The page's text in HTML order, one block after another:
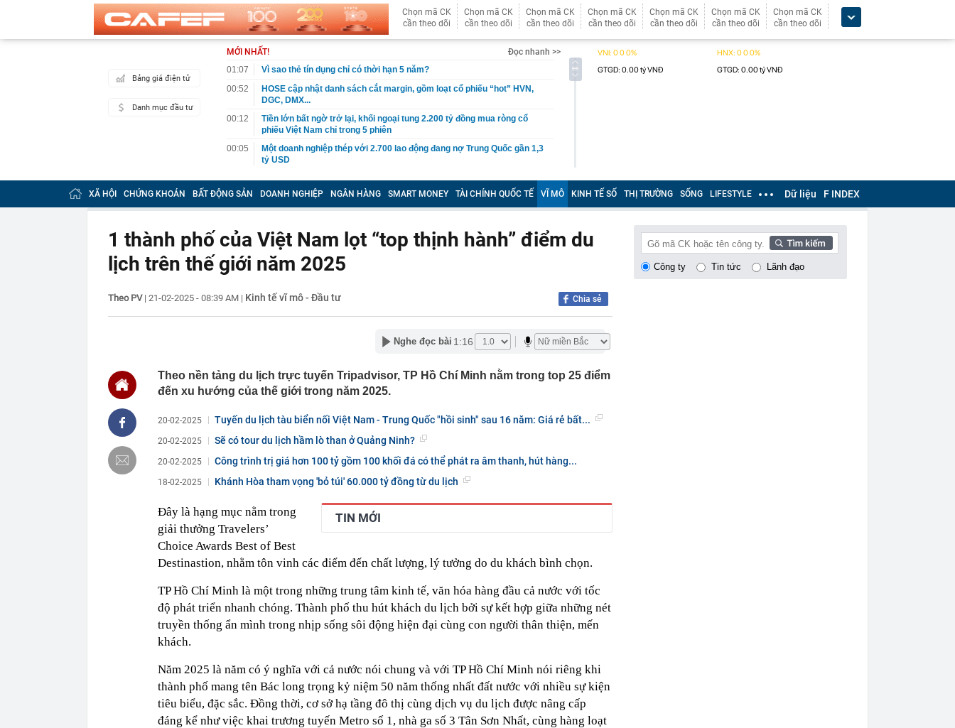
Chọn mã CK
cần theo dõi
Chọn mã CK
cần theo dõi
Chọn mã CK
cần theo dõi
Chọn mã CK
cần theo dõi
Chọn mã CK
cần theo dõi
Chọn mã CK
cần theo dõi
Chọn mã CK
cần theo dõi
Bảng giá điện tử
Danh mục đầu tư
MỚI NHẤT!
Đọc nhanh >>
01:07
Vì sao thẻ tín dụng chỉ có thời hạn 5 năm?
00:52
HOSE cập nhật danh sách cắt margin, gồm loạt cổ phiếu “hot” HVN,
DGC, DMX...
00:12
Tiền lớn bất ngờ trở lại, khối ngoại tung 2.200 tỷ đồng mua ròng cổ
phiếu Việt Nam chỉ trong 5 phiên
00:05
Một doanh nghiệp thép với 2.700 lao động đang nợ Trung Quốc gần 1,3
tỷ USD
00:04
Một yếu tố quan trọng đang trở lại trên thị trường chứng khoán
23:40
Người đàn ông 50 tuổi ăn cà tím mỗi ngày để chữa tiểu đường, 3 tháng
sau bác sĩ hỏi: "Ông ăn gì thế?"
còn 400 tỷ
23:28
Trấn Thành công bố phim Tết 2027, nghe tên ai cũng quả quyết “chắc
chắn là siêu phẩm”
Vài mét vuông ngoài trời đang được dùng theo 1 cách rất khác
5 LOẠI rau quen thuộc có khả năng tích tụ kim loại nặng, người Việt
nên cẩn thận nguồn gốc trước khi sử dụng
nghỉ hè
22:25
Vì sao đồ ăn Việt hầu như món nào cũng có hành lá?
22:07
Không cần tặng quà, 5 câu nói này đủ sức khiến mối quan hệ phụ
huynh - giáo viên gắn bó khăng khít, con trẻ được hưởng lợi!
22:03
Ukraine tập kích Crimea, phá hủy hệ thống phòng không 15 triệu USD
của Nga
Nam NSND, Giám đốc Nhà hát Chèo Quân đội mua ô tô tặng sinh nhật
vợ thiếu tá kém 12 tuổi
Một ô tô biển 29A "dính" gần 100 lần phạt nguội do chạy quá tốc độ quy
định: Riêng tháng 7/2026 vi phạm 21 lần
21:37
Tổng thống Trump bực bội vì lộ tin về kho đạn dược Mỹ
nghiện rất cao'
Miền Bắc sắp đón đợt nắng nóng mới, chấm dứt mưa dông
XÃ HỘI CHỨNG KHOÁN BẤT ĐỘNG SẢN DOANH NGHIỆP NGÂN HÀNG SMART MONEY TÀI CHÍNH QUỐC TẾ VĨ MÔ KINH TẾ SỐ THỊ TRƯỜNG SỐNG LIFESTYLE Dữ liệu F INDEX
1 thành phố của Việt Nam lọt “top thịnh hành” điểm du
lịch trên thế giới năm 2025
Theo PV| 21-02-2025 - 08:39 AM | Kinh tế vĩ mô - Đầu tư Chia sẻ
Nghe đọc bài 1:16
Theo nền tảng du lịch trực tuyến Tripadvisor, TP Hồ Chí Minh nằm trong top 25 điểm
đến xu hướng của thế giới trong năm 2025.
20-02-2025 Tuyến du lịch tàu biển nối Việt Nam - Trung Quốc "hồi sinh" sau 16 năm: Giá rẻ bất...
20-02-2025 Sẽ có tour du lịch hầm lò than ở Quảng Ninh?
20-02-2025 Công trình trị giá hơn 100 tỷ gồm 100 khối đá có thể phát ra âm thanh, hút hàng...
18-02-2025 Khánh Hòa tham vọng 'bỏ túi' 60.000 tỷ đồng từ du lịch
TIN MỚI
Đây là hạng mục nằm trong
giải thưởng Travelers’
Choice Awards Best of Best
Destinastion, nhằm tôn vinh các điểm đến chất lượng, lý tưởng do du khách bình chọn.
TP Hồ Chí Minh là một trong những trung tâm kinh tế, văn hóa hàng đầu cả nước với tốc
độ phát triển nhanh chóng. Thành phố thu hút khách du lịch bởi sự kết hợp giữa những nét
truyền thống ẩn mình trong nhịp sống sôi động hiện đại cùng con người thân thiện, mến
khách.
Năm 2025 là năm có ý nghĩa với cả nước nói chung và với TP Hồ Chí Minh nói riêng khi
thành phố mang tên Bác long trọng kỷ niệm 50 năm thống nhất đất nước với nhiều sự kiện
tiêu biểu, đặc sắc. Đồng thời, cơ sở hạ tầng đô thị cùng dịch vụ du lịch được nâng cấp
đáng kể như việc khai trương tuyến Metro số 1, nhà ga số 3 Tân Sơn Nhất, cùng hàng loạt
Công ty Tin tức Lãnh đạo